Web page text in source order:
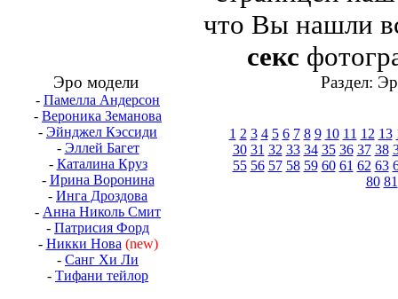
что Вы нашли
секс
Эро модели
- Памелла Андерсон
- Вероника Земанова
- Эйнджел Кэссиди
- Эллей Багет
- Каталина Круз
- Ирина Воронина
- Инга Дроздова
- Анна Николь Смит
- Патрисия Форд
- Никки Нова (new)
- Санг Хи Ли
- Тифани тейлор
Раздел:
1 2 3 4 5 6 7 8 9 10 11 12 13
30 31 32 33 34 35 36 37 38
55 56 57 58 59 60 61 62 63
80 81